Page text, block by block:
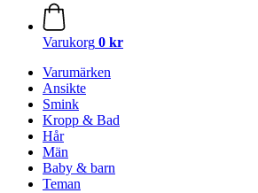
Varukorg 0 kr
Varumärken
Ansikte
Smink
Kropp & Bad
Hår
Män
Baby & barn
Teman